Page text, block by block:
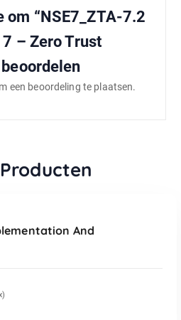
om “NSE7_ZTA-7.2
– Zero Trust
een beoordeling te plaatsen.
And